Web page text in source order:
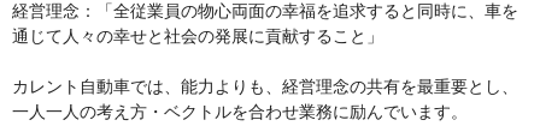
経営理念：「全従業員の物心両面の幸福を追求すると同時に、車を
通じて人々の幸せと社会の発展に貢献すること」
カレント自動車では、能力よりも、経営理念の共有を最重要とし、
一人一人の考え方・ベクトルを合わせ業務に励んでいます。